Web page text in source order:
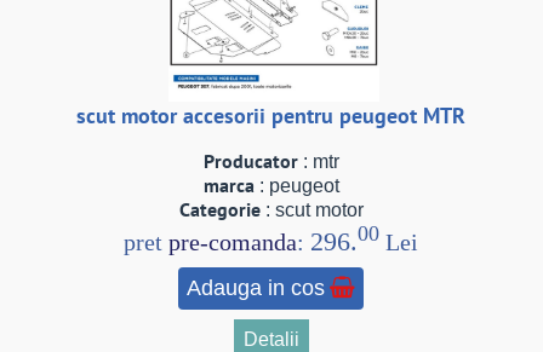
scut motor accesorii pentru peugeot MTR
Producator: mtr
marca : peugeot
Categorie: scut motor
pretpre-comanda: 296.00 Lei
Adauga in cos
Detalii